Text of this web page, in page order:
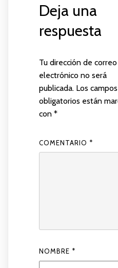
Deja una
respuesta
Tu dirección de correo
electrónico no será
publicada. Los campos
obligatorios están
con *
COMENTARIO *
NOMBRE *